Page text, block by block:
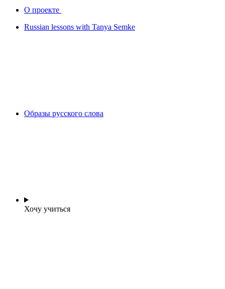
О проекте
Russian lessons with Tanya Semke
Образы русского слова
Хочу учиться